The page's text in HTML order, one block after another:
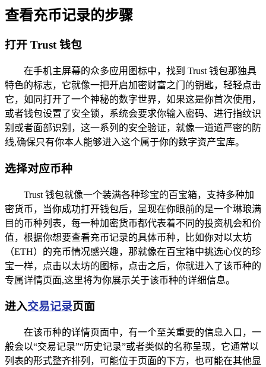
查看充币记录的步骤
打开 Trust 钱包
在手机主屏幕的众多应用图标中，找到 Trust 钱包那独具
特色的标志，它就像一把开启加密财富之门的钥匙，轻轻点击
它，如同打开了一个神秘的数字世界，如果这是你首次使用，
或者钱包设置了安全锁，系统会要求你输入密码、进行指纹识
别或者面部识别，这一系列的安全验证，就像一道道严密的防
线,确保只有你本人能够进入这个属于你的数字资产宝库。
选择对应币种
Trust 钱包就像一个装满各种珍宝的百宝箱，支持多种加
密货币，当你成功打开钱包后，呈现在你眼前的是一个琳琅满
目的币种列表，每一种加密货币都代表着不同的投资机会和价
值，根据你想要查看充币记录的具体币种，比如你对以太坊
（ETH）的充币情况感兴趣，那就像在百宝箱中挑选心仪的珍
宝一样，点击以太坊的图标，点击之后，你就进入了该币种的
专属详情页面,这里将为你展示关于该币种的详细信息。
进入交易记录页面
在该币种的详情页面中，有一个至关重要的信息入口，一
般会以“交易记录”“历史记录”或者类似的名称呈现，它通常以
列表的形式整齐排列，可能位于页面的下方，也可能在其他显